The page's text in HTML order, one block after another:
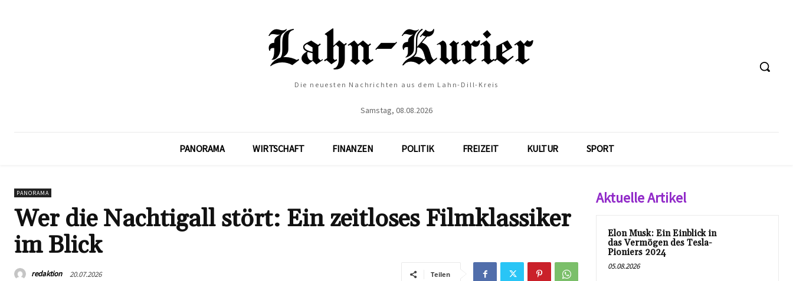
Die neuesten Nachrichten aus dem Lahn-Dill-Kreis
Samstag, 08.08.2026
PANORAMA WIRTSCHAFT FINANZEN POLITIK FREIZEIT KULTUR SPORT
PANORAMA
Wer die Nachtigall stört: Ein zeitloses Filmklassiker
im Blick
redaktion 20.07.2026 Teilen
Aktuelle Artikel
Elon Musk: Ein Einblick in
das Vermögen des Tesla-
Pioniers 2024
05.08.2026